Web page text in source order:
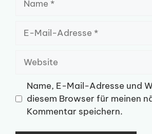
Mail-
Website
Name, E-Mail-Adresse und
diesem Browser für meinen
Kommentar speichern.